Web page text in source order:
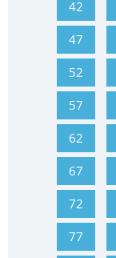
42
47
52
57
62
67
72
77